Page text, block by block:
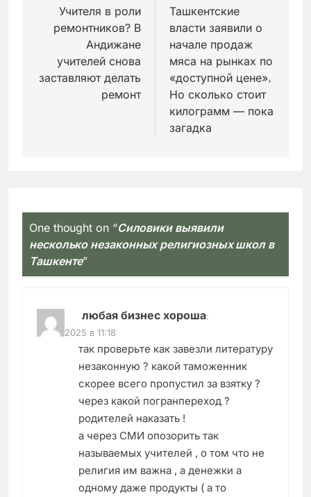
записям
Учителя в роли
ремонтников? В
Андижане
учителей снова
заставляют делать
ремонт
Ташкентские
власти заявили о
начале продаж
мяса на рынках по
«доступной цене».
Но сколько стоит
килограмм — пока
загадка
One thought on “Силовики выявили
несколько незаконных религиозных школ в
Ташкенте”
любая бизнес хороша:
04.08.2025 в 11:18
так проверьте как завезли литературу
незаконную ? какой таможенник
скорее всего пропустил за взятку ?
через какой погранпереход ?
родителей наказать !
а через СМИ опозорить так
называемых учителей , о том что не
религия им важна , а денежки а
одному даже продукты ( а то